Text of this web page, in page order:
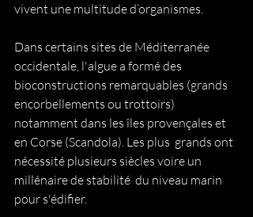
vivent une multitude d’organismes.
Dans certains sites de Méditerranée
occidentale, l'algue a formé des
bioconstructions remarquables (grands
encorbellements ou trottoirs)
notamment dans les îles provençales et
en Corse (Scandola). Les plus  grands ont
nécessité plusieurs siècles voire un
millénaire de stabilité  du niveau marin
pour s'édifier.